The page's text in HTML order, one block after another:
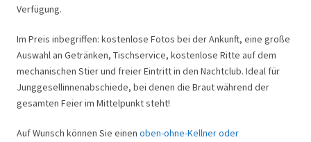
Verfügung.
Im Preis inbegriffen: kostenlose Fotos bei der Ankunft, eine große
Auswahl an Getränken, Tischservice, kostenlose Ritte auf dem
mechanischen Stier und freier Eintritt in den Nachtclub. Ideal für
Junggesellinnenabschiede, bei denen die Braut während der
gesamten Feier im Mittelpunkt steht!
Auf Wunsch können Sie einen oben-ohne-Kellner oder